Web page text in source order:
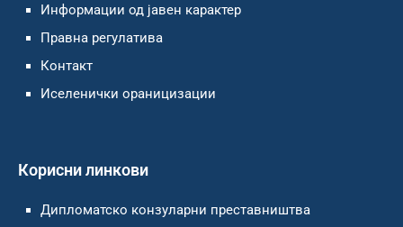
Информации од јавен карактер
Правна регулатива
Контакт
Иселенички ораницизации
Корисни линкови
Дипломатско конзуларни преставништва